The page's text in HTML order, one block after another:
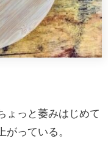
ょっと萎みはじめて
っている。